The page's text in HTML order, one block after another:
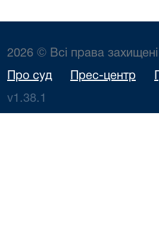
2026 © Всі права захищені
Про суд Прес-центр
v1.38.1